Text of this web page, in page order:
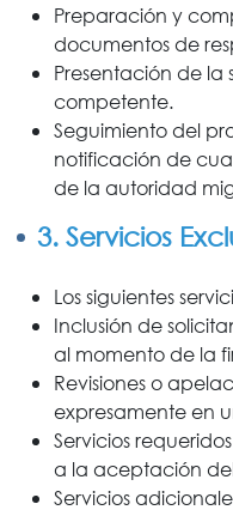
Preparación y
documentos de
Presentación de
competente.
Seguimiento del
notificación de
de la autoridad
3. Servicios
Los siguientes
Inclusión de
al momento de la
Revisiones o
expresamente en
Servicios
a la aceptación
Servicios